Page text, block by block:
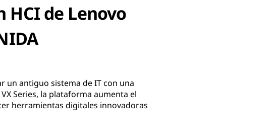
HCI de Lenovo
un antiguo sistema de IT con una
Series, la plataforma aumenta el
herramientas digitales innovadoras